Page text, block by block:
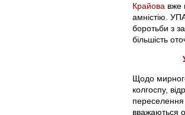
Крайова вже
амністію.
боротьби з
більшість
Щодо
колгоспу,
переселення
вважаються